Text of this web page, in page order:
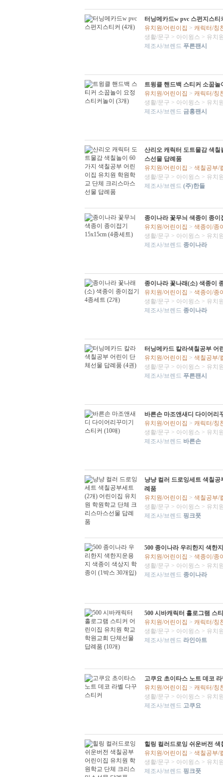
터닝메카드w pvc 스펀지스티
유치원/어린이집 > 캐릭터/칭
생활/문구 > 아이윙스 > 유치
제조사/브렌드 푸른팬시
트윙클 핸드백 스티커 소꿉
유치원/어린이집 > 캐릭터/칭
생활/문구 > 아이윙스 > 유치
제조사/브렌드 금홍팬시
산리오 캐릭터 도트물감 색
스선물 답례품
유치원/어린이집 > 색칠공부/
생활/문구 > 아이윙스 > 유치
제조사/브렌드 (주)한들
종이나라 꽃무늬 색종이 종이
유치원/어린이집 > 색종이/종
생활/문구 > 아이윙스 > 유치
제조사/브렌드 종이나라
종이나라 꽃나래(소) 색종이
유치원/어린이집 > 색종이/종
생활/문구 > 아이윙스 > 유치
제조사/브렌드 종이나라
터닝메카드 칼라색칠공부 어
유치원/어린이집 > 색칠공부/
생활/문구 > 아이윙스 > 유치
제조사/브렌드 푸른팬시
바른손 마조앤새디 다이어리
유치원/어린이집 > 캐릭터/칭
생활/문구 > 아이윙스 > 유치
제조사/브렌드 바른손
냥냥 컬러 드로잉세트 색칠
례품
유치원/어린이집 > 색칠공부/
생활/문구 > 아이윙스 > 유치
제조사/브렌드 핑크풋
500 종이나라 우리한지 색한
유치원/어린이집 > 색종이/종
생활/문구 > 아이윙스 > 유치
제조사/브렌드 종이나라
500 시바캐릭터 홀로그램 스
유치원/어린이집 > 캐릭터/칭
생활/문구 > 아이윙스 > 유치
제조사/브렌드 라인아트
고쿠요 초이타스 노트 데코
유치원/어린이집 > 캐릭터/칭
생활/문구 > 아이윙스 > 유치
제조사/브렌드 고쿠요
힐링 컬러드로잉 쉬운버전
유치원/어린이집 > 색칠공부/
생활/문구 > 아이윙스 > 유치
제조사/브렌드 핑크풋